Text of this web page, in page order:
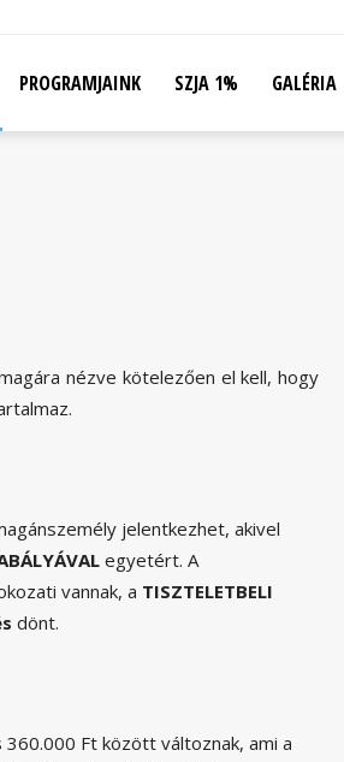
PROGRAMJAINK SZJA 1% GALÉRIA
nézve kötelezően el kell, hogy
jelentkezhet, akivel
egyetért. A
vannak, a TISZTELETBELI
dönt.
Ft között változnak, ami a